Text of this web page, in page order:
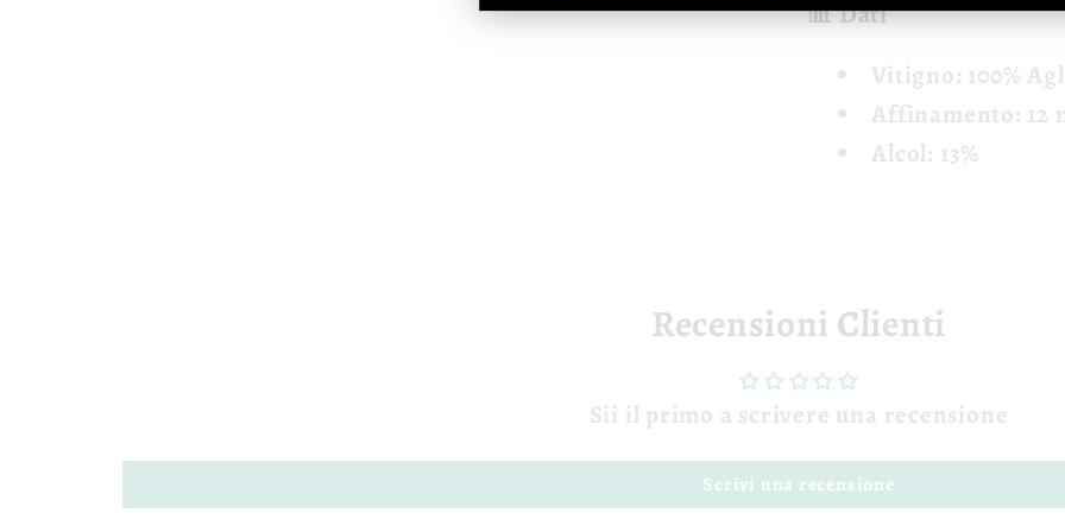
📊 Dati
Vitigno: 100%
Affinamento: 12
Alcol: 13%
Recensioni Clienti
Sii il primo a scrivere una recensione
Scrivi una recensione